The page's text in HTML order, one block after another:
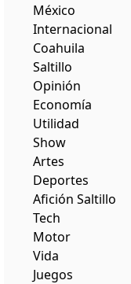
México
Internacional
Coahuila
Saltillo
Opinión
Economía
Utilidad
Show
Artes
Deportes
Afición Saltillo
Tech
Motor
Vida
Juegos